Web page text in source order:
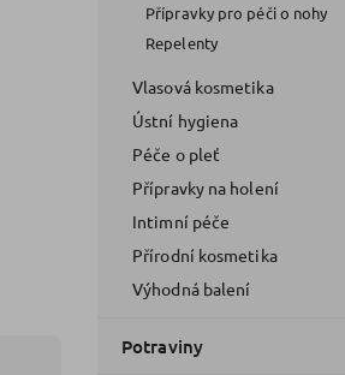
Přípravky pro péči o nohy
Repelenty
Vlasová kosmetika
Ústní hygiena
Péče o pleť
Přípravky na holení
Intimní péče
Přírodní kosmetika
Výhodná balení
Potraviny